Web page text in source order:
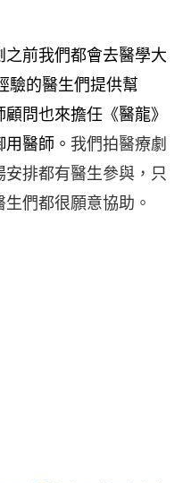
前我們都會去醫學大
驗的醫生們提供幫
問也來擔任《醫龍》
醫師。 我們拍醫療劇
排都有醫生參與，只
們都很願意協助。